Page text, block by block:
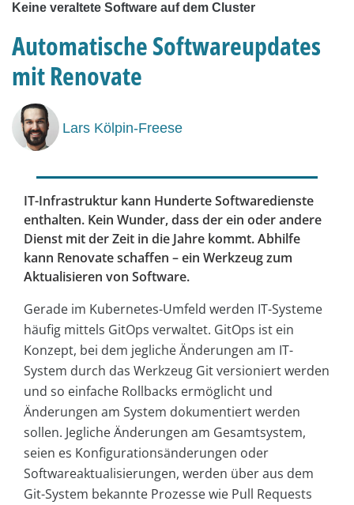
Keine veraltete Software auf dem Cluster
Automatische Softwareupdates
mit Renovate
Lars Kölpin-Freese
IT-Infrastruktur kann Hunderte Softwaredienste
enthalten. Kein Wunder, dass der ein oder andere
Dienst mit der Zeit in die Jahre kommt. Abhilfe
kann Renovate schaffen – ein Werkzeug zum
Aktualisieren von Software.
Gerade im Kubernetes-Umfeld werden IT-Systeme
häufig mittels GitOps verwaltet. GitOps ist ein
Konzept, bei dem jegliche Änderungen am IT-
System durch das Werkzeug Git versioniert werden
und so einfache Rollbacks ermöglicht und
Änderungen am System dokumentiert werden
sollen. Jegliche Änderungen am Gesamtsystem,
seien es Konfigurationsänderungen oder
Softwareaktualisierungen, werden über aus dem
Git-System bekannte Prozesse wie Pull Requests